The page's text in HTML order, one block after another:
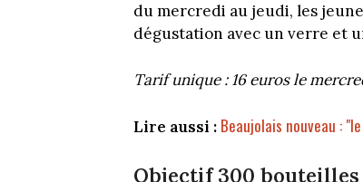
du mercredi au jeudi, les
dégustation avec un verre et
Tarif unique : 16 euros le
Lire aussi : Beaujolais nouveau :
Objectif 300